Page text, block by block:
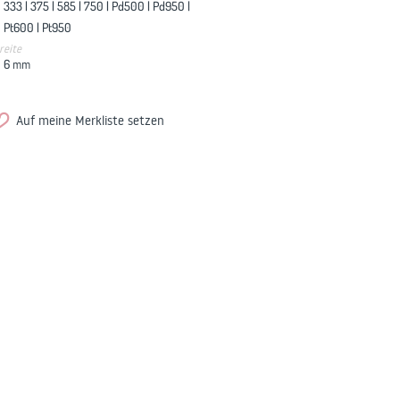
333 | 375 | 585 | 750 | Pd500 | Pd950 |
Pt600 | Pt950
6 mm
Auf meine Merkliste setzen